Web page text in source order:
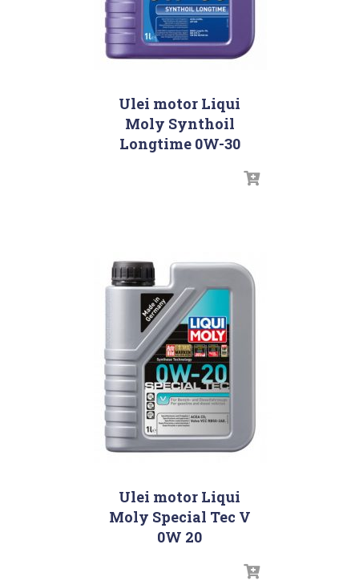
Ulei motor Liqui
Moly Synthoil
Longtime 0W-30
Ulei motor Liqui
Moly Special Tec V
0W 20